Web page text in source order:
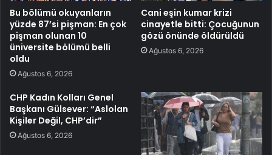
Bu bölümü okuyanların
yüzde 87’si pişman: En çok
pişman olunan 10
üniversite bölümü belli
oldu
Ağustos 6, 2026
Cani eşin kumar krizi
cinayetle bitti: Çocuğunun
gözü önünde öldürüldü
Ağustos 6, 2026
CHP Kadın Kolları Genel
Başkanı Gülsever: “Aslolan
Kişiler Değil, CHP’dir”
Ağustos 6, 2026